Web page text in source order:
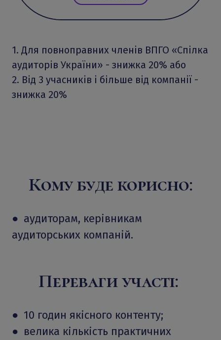
1. Для повноправних членів ВПГО «Спілка
аудиторів України» - знижка 20% або
2. Від 3 учасників і більше від компанії -
знижка 20%
Кому буде корисно:
● аудиторам, керівникам
аудиторських компаній.
Переваги участі:
● 10 годин якісного контенту;
● велика кількість практичних